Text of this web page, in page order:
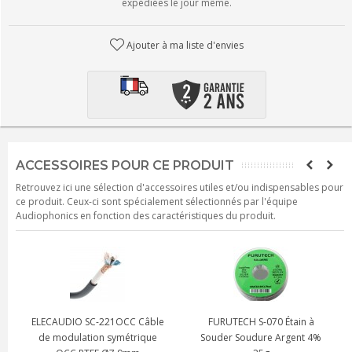
expédiées le jour même.
Ajouter à ma liste d'envies
ACCESSOIRES POUR CE PRODUIT
Retrouvez ici une sélection d'accessoires utiles et/ou indispensables pour
ce produit. Ceux-ci sont spécialement sélectionnés par l'équipe
Audiophonics en fonction des caractéristiques du produit.
S-070 Étain à
Soudure Argent 4%
NEOTECH NEMOI-5220 Câble
de modulation symétrique
NEOTECH
modulation